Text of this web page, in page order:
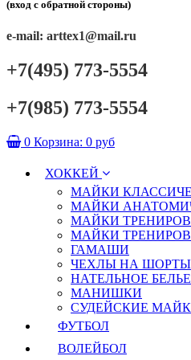
(вход с обратной стороны)
e-mail: arttex1@mail.ru
+7(495) 773-5554
+7(985) 773-5554
0 Корзина: 0 руб
ХОККЕЙ
МАЙКИ
МАЙКИ
МАЙКИ
МАЙКИ
ГАМАШИ
ЧЕХЛЫ НА ШОРТЫ
НАТЕЛЬНОЕ БЕЛЬЕ
МАНИШКИ
СУДЕЙСКИЕ
ФУТБОЛ
ВОЛЕЙБОЛ